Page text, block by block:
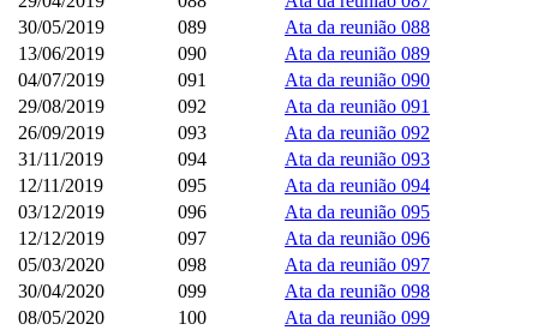
30/05/2019
089
Ata da reunião 088
13/06/2019
090
Ata da reunião 089
04/07/2019
091
Ata da reunião 090
29/08/2019
092
Ata da reunião 091
26/09/2019
093
Ata da reunião 092
31/11/2019
094
Ata da reunião 093
12/11/2019
095
Ata da reunião 094
03/12/2019
096
Ata da reunião 095
12/12/2019
097
Ata da reunião 096
05/03/2020
098
Ata da reunião 097
30/04/2020
099
Ata da reunião 098
08/05/2020
100
Ata da reunião 099